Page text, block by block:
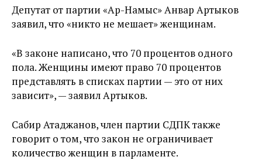
Депутат от партии «Ар-Намыс» Анвар Артыков
заявил, что «никто не мешает» женщинам.
«В законе написано, что 70 процентов одного
пола. Женщины имеют право 70 процентов
представлять в списках партии — это от них
зависит», — заявил Артыков.
Сабир Атаджанов, член партии СДПК также
говорит о том, что закон не ограничивает
количество женщин в парламенте.